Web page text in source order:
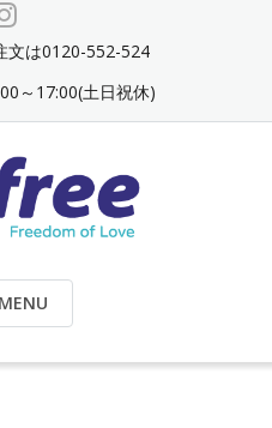
文は0120-552-524
～17:00(土日祝休)
MENU